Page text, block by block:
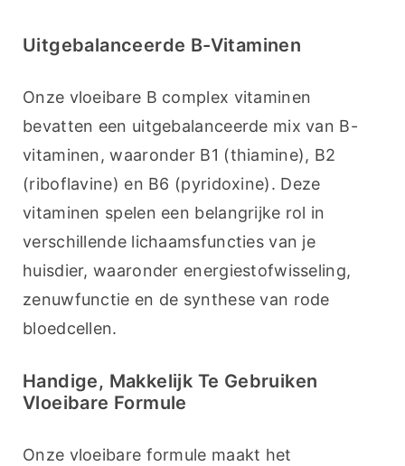
Uitgebalanceerde B-Vitaminen
Onze vloeibare B complex vitaminen
bevatten een uitgebalanceerde mix van B-
vitaminen, waaronder B1 (thiamine), B2
(riboflavine) en B6 (pyridoxine). Deze
vitaminen spelen een belangrijke rol in
verschillende lichaamsfuncties van je
huisdier, waaronder energiestofwisseling,
zenuwfunctie en de synthese van rode
bloedcellen.
Handige, Makkelijk Te Gebruiken
Vloeibare Formule
Onze vloeibare formule maakt het